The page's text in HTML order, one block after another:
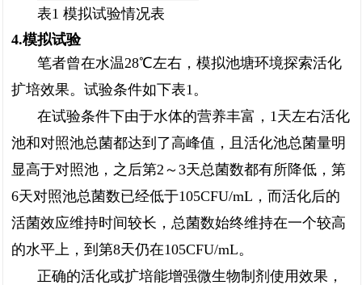
表1 模拟试验情况表
4.模拟试验
笔者曾在水温28℃左右，模拟池塘环境探索活化
扩培效果。试验条件如下表1。
在试验条件下由于水体的营养丰富，1天左右活化
池和对照池总菌都达到了高峰值，且活化池总菌量明
显高于对照池，之后第2～3天总菌数都有所降低，第
6天对照池总菌数已经低于105CFU/mL，而活化后的
活菌效应维持时间较长，总菌数始终维持在一个较高
的水平上，到第8天仍在105CFU/mL。
正确的活化或扩培能增强微生物制剂使用效果，